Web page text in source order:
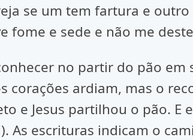
se um tem fartura e
fome e sede e não me
no partir do pão
corações ardiam, mas o
e Jesus partilhou o pão.
As escrituras indicam o